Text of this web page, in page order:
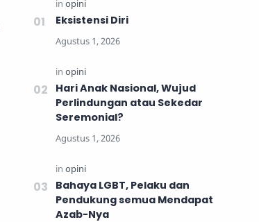
Eksistensi Diri
Hari Anak Nasional, Wujud
Perlindungan atau Sekedar
Seremonial?
Bahaya LGBT, Pelaku dan
Pendukung semua Mendapat
Azab-Nya